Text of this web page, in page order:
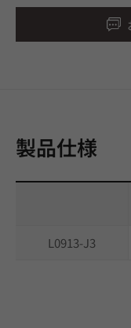
製品仕様
L0913-J3